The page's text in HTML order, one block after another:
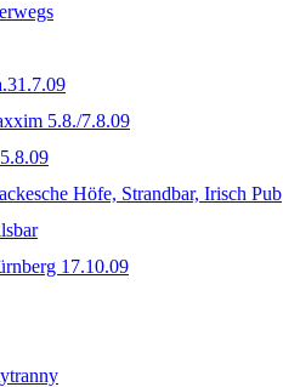
5.8./7.8.09
Höfe, Strandbar, Irisch Pub
17.10.09